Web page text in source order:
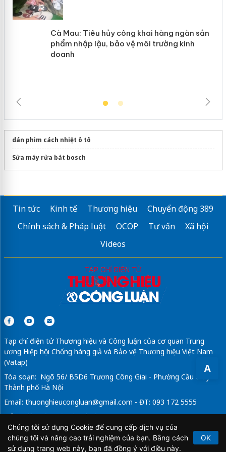
A
Cà Mau: Tiêu hủy công khai hàng
ngàn sản phẩm nhập lậu, bảo vệ môi
trường kinh doanh
dán phim cách nhiệt ô tô
Sửa máy rửa bát bosch
Tin tức Kinh tế Thương hiệu
Chuyển động 389
Chính sách & Pháp luật
OCOP Tư vấn
Xã hội
Videos
Tạp chí điện tử Thương hiệu và Công luận của cơ quan Trung
ương Hiệp hội Chống hàng giả và Bảo vệ Thương hiệu Việt Nam
(Vatap)
Tòa soạn: Ngõ 56/ B5D6 Trương Công Giai - Phường Cầu Giấy -
Thành phố Hà Nội
Email: thuonghieucongluan@gmail.com - ĐT: 093 172 5555
Tổng Biên Tập: Vũ Đức Thuận
Giấy phép hoạt động báo chí điện tử số 64/GP-BTTTT do Bộ
Thông tin và Truyền thông cấp ngày 21/2/2020.
Chúng tôi sử dụng Cookie để cung cấp dịch vụ của
chúng tôi và nâng cao trải nghiệm của bạn. Bằng cách
sử dụng trang web này, bạn đã đồng ý với điều này.
OK